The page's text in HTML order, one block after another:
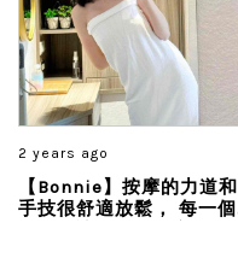
2 years ago
【Bonnie】按摩的力道和
手技很舒適放鬆， 每一個